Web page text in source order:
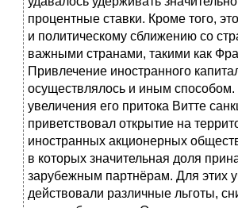
процентные ставки. Кроме того,
и политическому сближению со
важными странами, такими как
Привлечение иностранного
осуществлялось и иным способом.
увеличения его притока Витте
приветствовал открытие на
иностранных акционерных
в которых значительная доля
зарубежным партнёрам. Для этих
действовали различные льготы,